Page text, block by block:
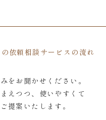
依頼相談サービスの流れ
をお聞かせください。
えつつ、使いやすくて
提案いたします。